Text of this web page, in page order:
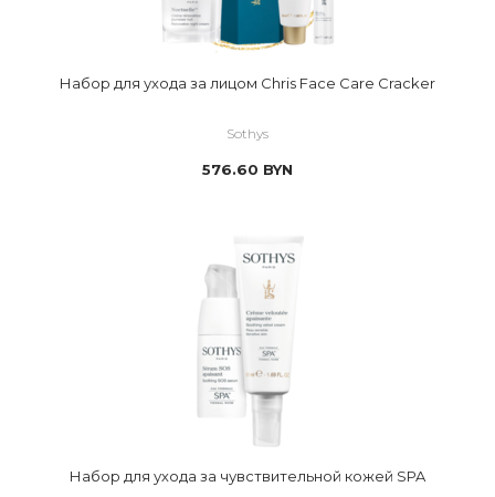
Набор для ухода за лицом Chris Face Care Cracker
Sothys
576.60 BYN
Набор для ухода за чувствительной кожей SPA